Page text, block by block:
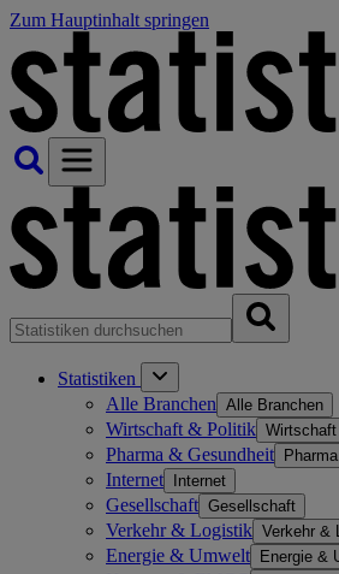
Zum Hauptinhalt springen
Statistiken
Alle Branchen Alle Branchen
Wirtschaft & Politik
Pharma & Gesundheit
Internet Internet
Gesellschaft Gesellschaft
Verkehr & Logistik Verkehr &
Energie & Umwelt Energie &